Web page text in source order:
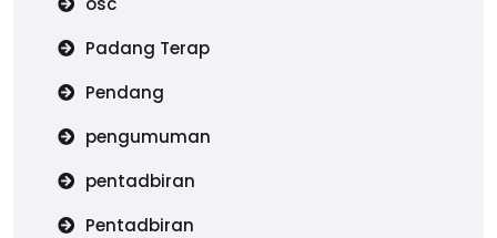
Padang Terap
Pendang
pengumuman
pentadbiran
Pentadbiran